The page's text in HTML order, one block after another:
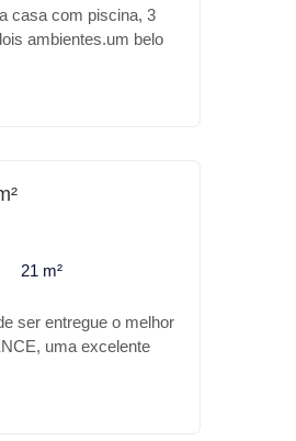
casa com piscina, 3
ambientes.um belo
Casa documentada
21 m²
ser entregue o melhor
uma excelente
conta uma belíssima